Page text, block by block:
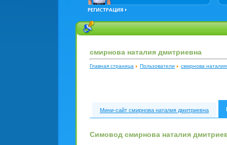
смирнова наталия дмитриевна
Главная страница Пользователи смирнова
Мини-сайт смирнова наталия дмитриевна
Симовод смирнова наталия